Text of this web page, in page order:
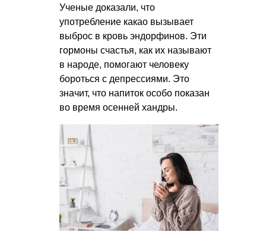
Ученые доказали, что
употребление какао вызывает
выброс в кровь эндорфинов. Эти
гормоны счастья, как их называют
в народе, помогают человеку
бороться с депрессиями. Это
значит, что напиток особо показан
во время осенней хандры.